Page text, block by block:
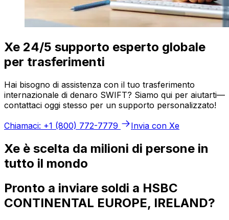
Xe 24/5 supporto esperto globale
per trasferimenti
Hai bisogno di assistenza con il tuo trasferimento
internazionale di denaro SWIFT? Siamo qui per aiutarti—
contattaci oggi stesso per un supporto personalizzato!
Chiamaci: +1 (800) 772-7779
Invia con Xe
Xe è scelta da milioni di persone in
tutto il mondo
Pronto a inviare soldi a HSBC
CONTINENTAL EUROPE, IRELAND?